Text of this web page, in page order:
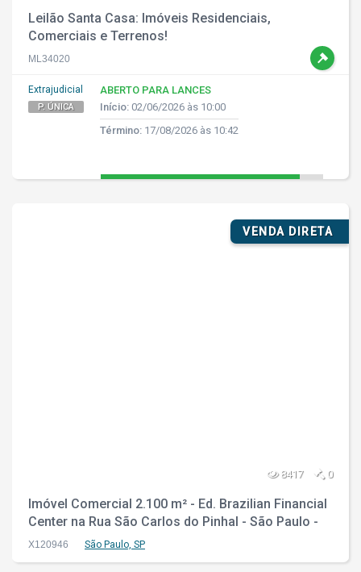
Leilão Santa Casa: Imóveis Residenciais,
Comerciais e Terrenos!
ML34020
Extrajudicial
P. ÚNICA
ABERTO PARA LANCES
Início: 02/06/2026 às 10:00
Término: 17/08/2026 às 10:42
VENDA DIRETA
8417 0
Imóvel Comercial 2.100 m² - Ed. Brazilian Financial
Center na Rua São Carlos do Pinhal - São Paulo -
SP
X120946 São Paulo, SP